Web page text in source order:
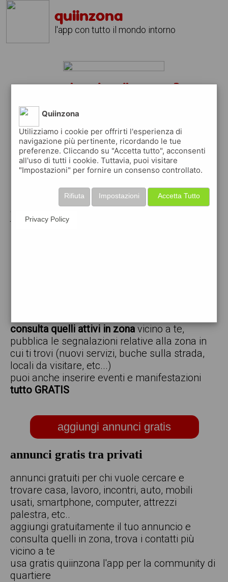
quiinzona
l'app con tutto il mondo intorno
camino al tagliamento?
↴
scarica gratis app
pubblica gratis i tuoi annunci
tuoi annunci per :
consulta quelli attivi in zonavicino a te,
pubblica le segnalazioni relative alla zona in
cui ti trovi (nuovi servizi, buche sulla strada,
locali da visitare, etc...)
puoi anche inserire eventi e manifestazioni
tutto GRATIS
aggiungi annunci gratis
annunci gratis tra privati
annunci gratuiti per chi vuole cercare e
trovare casa, lavoro, incontri, auto, mobili
usati, smartphone, computer, attrezzi
palestra, etc..
aggiungi gratuitamente il tuo annuncio e
consulta quelli in zona, trova i contatti più
vicino a te
usa gratis quiinzona l'app per la community di
quartiere
Quiinzona
Utilizziamo i cookie per offrirti l'esperienza di
navigazione più pertinente, ricordando le tue
preferenze. Cliccando su "Accetta tutto", acconsenti
all'uso di tutti i cookie. Tuttavia, puoi visitare
"Impostazioni" per fornire un consenso controllato.
Accetta Tutto
Impostazioni
Rifiuta
Privacy Policy